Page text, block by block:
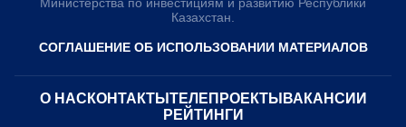
Казахстан.
СОГЛАШЕНИЕ ОБ ИСПОЛЬЗОВАНИИ МАТЕРИАЛОВ
О НАС КОНТАКТЫ ТЕЛЕПРОЕКТЫ ВАКАНСИИ
РЕЙТИНГИ